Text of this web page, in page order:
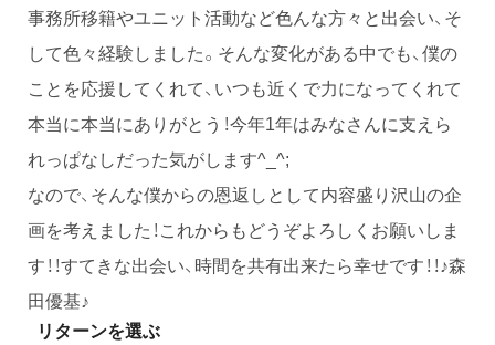
事務所移籍やユニット活動など色んな方々と出会い、そ
して色々経験しました。そんな変化がある中でも、僕の
ことを応援してくれて、いつも近くで力になってくれて
本当に本当にありがとう！今年1年はみなさんに支えら
れっぱなしだった気がします^_^;
なので、そんな僕からの恩返しとして内容盛り沢山の企
画を考えました！これからもどうぞよろしくお願いしま
す！！すてきな出会い、時間を共有出来たら幸せです！！♪森
田優基♪
リターンを選ぶ